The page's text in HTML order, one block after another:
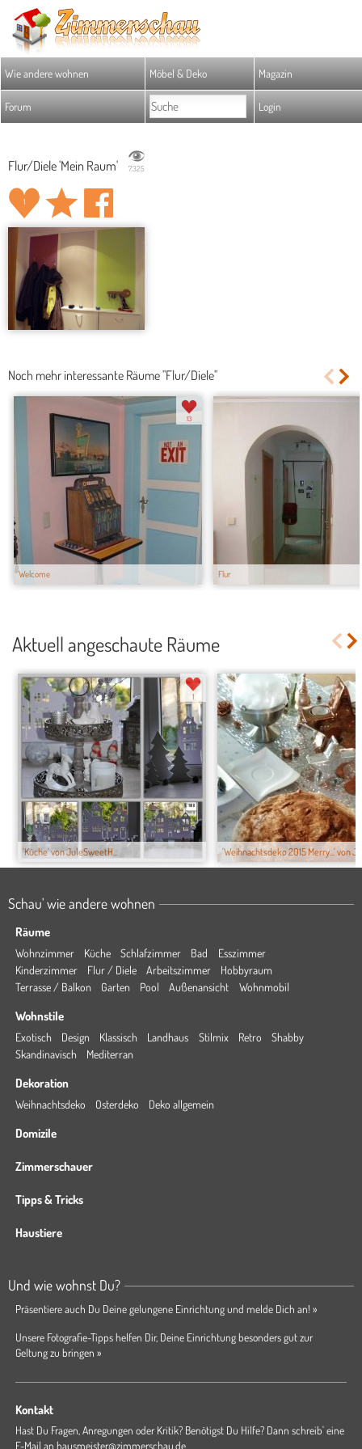
Wie andere wohnen Möbel & Deko Magazin
Forum Login
Flur/Diele 'Mein Raum' 7.325
1
Noch mehr interessante Räume "Flur/Diele"
Welcome
13
Flur
Aktuell angeschaute Räume
'Küche' von JuleSweetH...
1
'Weihnachtsdeko 2015 Merry...' von
Schau' wie andere wohnen
Räume
Wohnzimmer Küche Schlafzimmer Bad
Esszimmer
Kinderzimmer
Flur / Diele Arbeitszimmer
Hobbyraum
Terrasse / Balkon
Garten Pool Außenansicht Wohnmobil
Wohnstile
Exotisch Design Klassisch Landhaus Stilmix Retro
Shabby
Skandinavisch
Mediterran
Dekoration
Weihnachtsdeko Osterdeko Deko allgemein
Domizile
Zimmerschauer
Tipps & Tricks
Haustiere
Und wie wohnst Du?
Präsentiere auch Du Deine gelungene Einrichtung und melde Dich an! »
Unsere Fotografie-Tipps helfen Dir, Deine Einrichtung besonders gut zur
Geltung zu bringen »
Kontakt
Hast Du Fragen, Anregungen oder Kritik? Benötigst Du Hilfe? Dann schreib' eine
E-Mail an hausmeister@zimmerschau.de